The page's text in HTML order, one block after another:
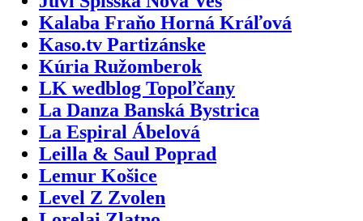
Kalaba Fraňo Horná Kráľová
Kaso.tv Partizánske
Kúria Ružomberok
LK wedblog Topoľčany
La Danza Banská Bystrica
La Espiral Ábelová
Leilla & Saul Poprad
Lemur Košice
Level Z Zvolen